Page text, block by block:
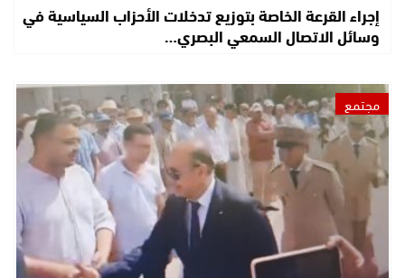
إجراء القرعة الخاصة بتوزيع تدخلات الأحزاب السياسية في
وسائل الاتصال السمعي البصري…
مجتمع